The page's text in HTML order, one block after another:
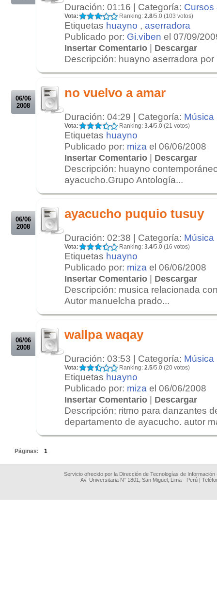
Duración: 01:16 | Categoría: Cursos
Vota: Ranking: 2.8/5.0 (103 votos)
Etiquetas huayno , aserradora
Publicado por: Gi.viben el 07/09/
Insertar Comentario | Descargar
Descripción: huayno aserradora por
06/06
2008
no vuelvo a amar
Duración: 04:29 | Categoría: Música
Vota: Ranking: 3.4/5.0 (21 votos)
Etiquetas huayno
Publicado por: miza el 06/06/2008
Insertar Comentario | Descargar
Descripción: huayno
ayacucho.Grupo Antología...
06/06
2008
ayacucho puquio tusuy
Duración: 02:38 | Categoría: Música
Vota: Ranking: 3.4/5.0 (16 votos)
Etiquetas huayno
Publicado por: miza el 06/06/2008
Insertar Comentario | Descargar
Descripción: musica relacionada
Autor manuelcha prado...
06/06
2008
wallpa waqay
Duración: 03:53 | Categoría: Música
Vota: Ranking: 2.5/5.0 (20 votos)
Etiquetas huayno
Publicado por: miza el 06/06/2008
Insertar Comentario | Descargar
Descripción: ritmo para danzantes
departamento de ayacucho. autor
Páginas: 1
Servicio ofrecido por la Dirección de Tecnologías de
Av. Universitaria N° 1801, San Miguel, Lima - Perú |